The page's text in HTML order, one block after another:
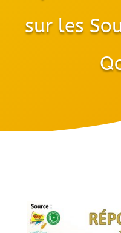
sur les